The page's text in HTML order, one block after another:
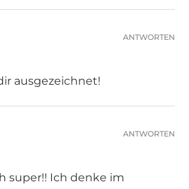
ausgezeichnet!
ANTWORTEN
super!! Ich denke im
ANTWORTEN